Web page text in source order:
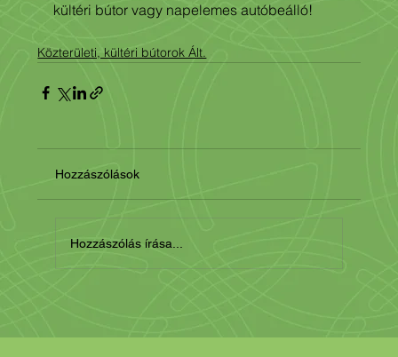
kültéri bútor vagy napelemes autóbeálló!
Közterületi, kültéri bútorok Ált.
Hozzászólások
Hozzászólás írása...